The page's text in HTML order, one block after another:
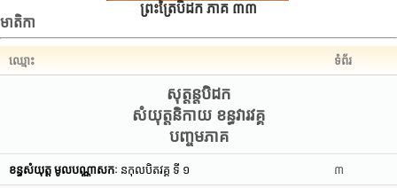
ព្រះត្រៃបិដក ភាគ ៣៣
មាតិកា
ឈ្មោះ ទំព័រ
សុត្តន្តបិដក
សំយុត្តនិកាយ ខន្ធវារវគ្គ
បញ្ចមភាគ
ខន្ធសំយុត្ត មូលបណ្ណាសកៈ នកុលបិតវគ្គ ទី ១ ៣